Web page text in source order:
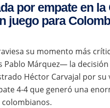
por empate en la
juego para
su momento más
Márquez— la
Héctor Carvajal por su
4-4 que generó una